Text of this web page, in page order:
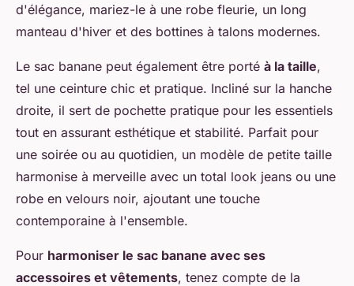
d'élégance, mariez-le à une robe fleurie, un long
manteau d'hiver et des bottines à talons modernes.
Le sac banane peut également être porté à la taille,
tel une ceinture chic et pratique. Incliné sur la hanche
droite, il sert de pochette pratique pour les essentiels
tout en assurant esthétique et stabilité. Parfait pour
une soirée ou au quotidien, un modèle de petite taille
harmonise à merveille avec un total look jeans ou une
robe en velours noir, ajoutant une touche
contemporaine à l'ensemble.
Pour harmoniser le sac banane avec ses
accessoires et vêtements, tenez compte de la